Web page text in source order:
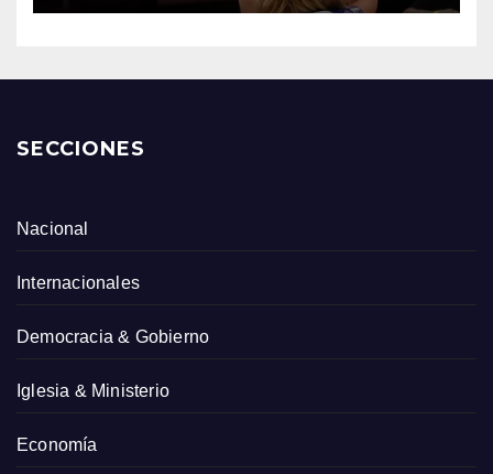
SECCIONES
Nacional
Internacionales
Democracia & Gobierno
Iglesia & Ministerio
Economía